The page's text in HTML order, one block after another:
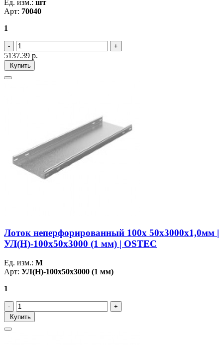
Ед. изм.: шт
Арт: 70040
1
5137.39 р.
Купить
Лоток неперфорированный 100х 50х3000х1,0мм |
УЛ(Н)-100х50х3000 (1 мм) | OSTEC
Ед. изм.: М
Арт: УЛ(Н)-100х50х3000 (1 мм)
1
Купить